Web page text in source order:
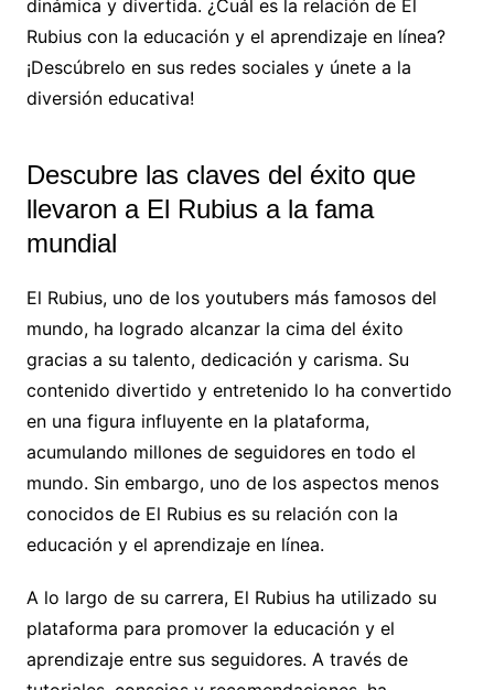
dinámica y divertida. ¿Cuál es la relación de El
Rubius con la educación y el aprendizaje en línea?
¡Descúbrelo en sus redes sociales y únete a la
diversión educativa!
Descubre las claves del éxito que
llevaron a El Rubius a la fama
mundial
El Rubius, uno de los youtubers más famosos del
mundo, ha logrado alcanzar la cima del éxito
gracias a su talento, dedicación y carisma. Su
contenido divertido y entretenido lo ha convertido
en una figura influyente en la plataforma,
acumulando millones de seguidores en todo el
mundo. Sin embargo, uno de los aspectos menos
conocidos de El Rubius es su relación con la
educación y el aprendizaje en línea.
A lo largo de su carrera, El Rubius ha utilizado su
plataforma para promover la educación y el
aprendizaje entre sus seguidores. A través de